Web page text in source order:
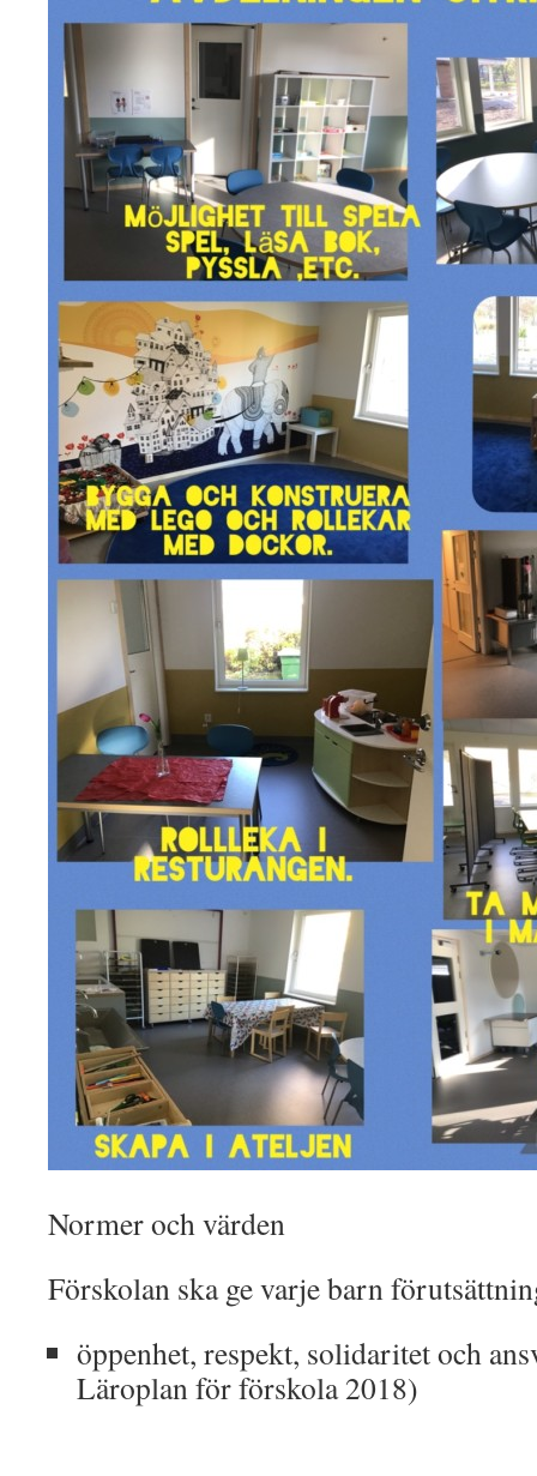
Normer och värden
Förskolan ska ge varje barn
öppenhet, respekt, solidaritet och
Läroplan för förskola 2018)